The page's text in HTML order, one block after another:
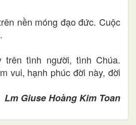
nền móng đạo đức. Cuộc
trên tình người, tình Chúa.
vui, hạnh phúc đời này, đời
Lm Giuse Hoàng Kim Toan